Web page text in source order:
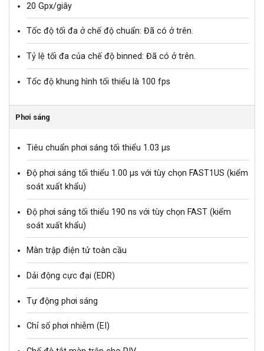
20 Gpx/giây
Tốc độ tối đa ở chế độ chuẩn: Đã có ở trên.
Tỷ lệ tối đa của chế độ binned: Đã có ở trên.
Tốc độ khung hình tối thiểu là 100 fps
Phơi sáng
Tiêu chuẩn phơi sáng tối thiểu 1.03 µs
Độ phơi sáng tối thiểu 1.00 µs với tùy chọn FAST1US (kiểm
soát xuất khẩu)
Độ phơi sáng tối thiểu 190 ns với tùy chọn FAST (kiểm
soát xuất khẩu)
Màn trập điện tử toàn cầu
Dải động cực đại (EDR)
Tự động phơi sáng
Chỉ số phơi nhiễm (EI)